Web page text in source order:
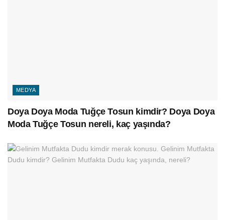
MEDYA
Doya Doya Moda Tuğçe Tosun kimdir? Doya Doya
Moda Tuğçe Tosun nereli, kaç yaşında?